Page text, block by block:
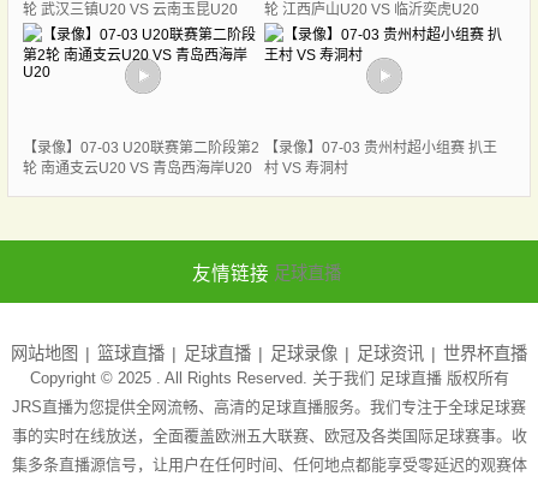
轮 武汉三镇U20 VS 云南玉昆U20
轮 江西庐山U20 VS 临沂奕虎U20
【录像】07-03 U20联赛第二阶段第2
轮 南通支云U20 VS 青岛西海岸U20
【录像】07-03 贵州村超小组赛 扒王
村 VS 寿洞村
友情链接 足球直播
网站地图 篮球直播 足球直播 足球录像 足球资讯 世界杯直播
Copyright © 2025 . All Rights Reserved. 关于我们 足球直播版权所有
JRS直播为您提供全网流畅、高清的足球直播服务。我们专注于全球足球赛
事的实时在线放送，全面覆盖欧洲五大联赛、欧冠及各类国际足球赛事。收
集多条直播源信号，让用户在任何时间、任何地点都能享受零延迟的观赛体